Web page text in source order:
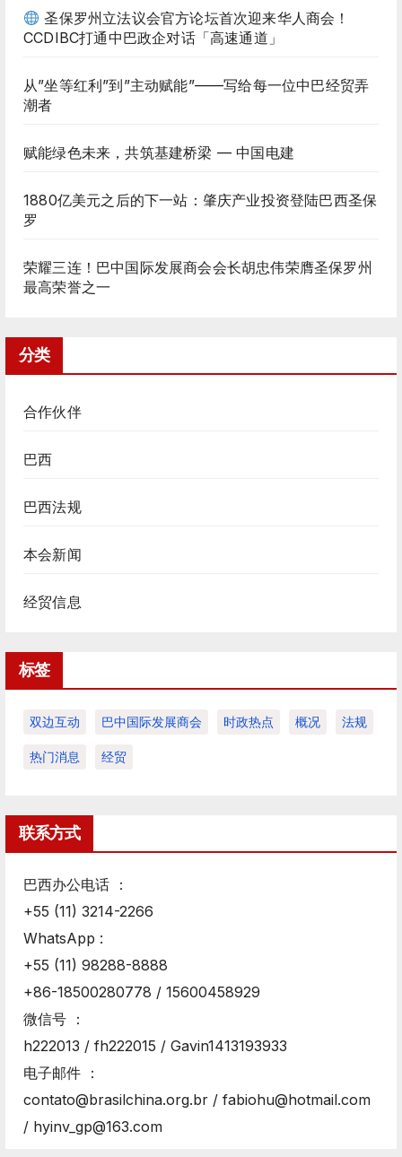
圣保罗州立法议会官方论坛首次迎来华人商会！
CCDIBC打通中巴政企对话「高速通道」
从”坐等红利”到”主动赋能”——写给每一位中巴经贸弄
潮者
赋能绿色未来，共筑基建桥梁 — 中国电建
1880亿美元之后的下一站：肇庆产业投资登陆巴西圣保
罗
荣耀三连！巴中国际发展商会会长胡忠伟荣膺圣保罗州
最高荣誉之一
分类
合作伙伴
巴西
巴西法规
本会新闻
经贸信息
标签
双边互动 巴中国际发展商会 时政热点 概况 法规
热门消息 经贸
联系方式
巴西办公电话 ：
+55 (11) 3214-2266
WhatsApp :
+55 (11) 98288-8888
+86-18500280778 / 15600458929
微信号 ：
h222013 / fh222015 / Gavin1413193933
电子邮件 ：
contato@brasilchina.org.br / fabiohu@hotmail.com
/ hyinv_gp@163.com